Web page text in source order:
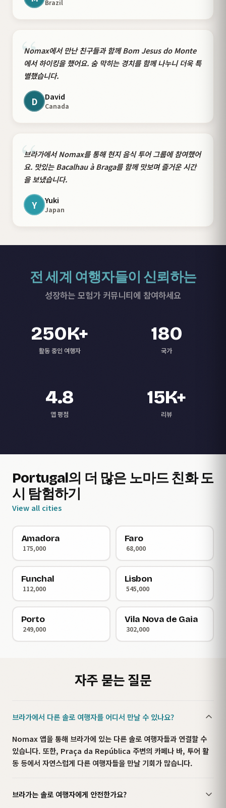
Brazil
“
Nomax에서 만난 친구들과 함께 Bom Jesus do Monte
에서 하이킹을 했어요. 숨 막히는 경치를 함께 나누니 더욱 특
별했습니다.
D David
Canada
“
브라가에서 Nomax를 통해 현지 음식 투어 그룹에 참여했어
요. 맛있는 Bacalhau à Braga를 함께 맛보며 즐거운 시간
을 보냈습니다.
Y Yuki
Japan
전 세계 여행자들이 신뢰하는
성장하는 모험가 커뮤니티에 참여하세요
250K+
활동 중인 여행자
180
국가
4.8
앱 평점
15K+
리뷰
Portugal의 더 많은 노마드 친화 도
시 탐험하기
View all cities
Amadora
175,000
Faro
68,000
Funchal
112,000
Lisbon
545,000
Porto
249,000
Vila Nova de Gaia
302,000
자주 묻는 질문
브라가에서 다른 솔로 여행자를 어디서 만날 수 있나요?
Nomax 앱을 통해 브라가에 있는 다른 솔로 여행자들과 연결할 수
있습니다. 또한, Praça da República 주변의 카페나 바, 투어 활
동 등에서 자연스럽게 다른 여행자들을 만날 기회가 많습니다.
브라가는 솔로 여행자에게 안전한가요?